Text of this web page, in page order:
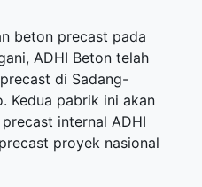
beton precast pada
ADHI Beton telah
di Sadang-
Kedua pabrik ini akan
internal ADHI
proyek nasional